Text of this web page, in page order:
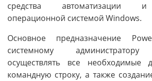
средства автоматизации и
операционной системой Windows.
Основное предназначение
системному администратору
осуществлять все необходимые
командную строку, а также